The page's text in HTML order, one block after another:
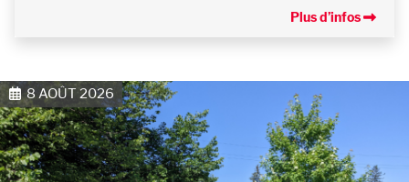
Plus d’infos
8 AOÛT 2026